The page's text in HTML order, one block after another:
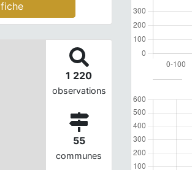
sur cette fiche
1 220
observations
55
communes